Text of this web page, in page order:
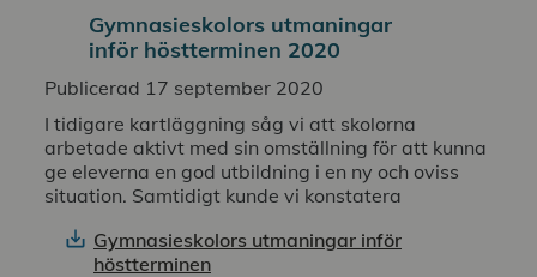
Gymnasieskolors utmaningar
inför höstterminen 2020
Publicerad 17 september 2020
I tidigare kartläggning såg vi att skolorna
arbetade aktivt med sin omställning för att kunna
ge eleverna en god utbildning i en ny och oviss
situation. Samtidigt kunde vi konstatera
Gymnasieskolors utmaningar inför
höstterminen